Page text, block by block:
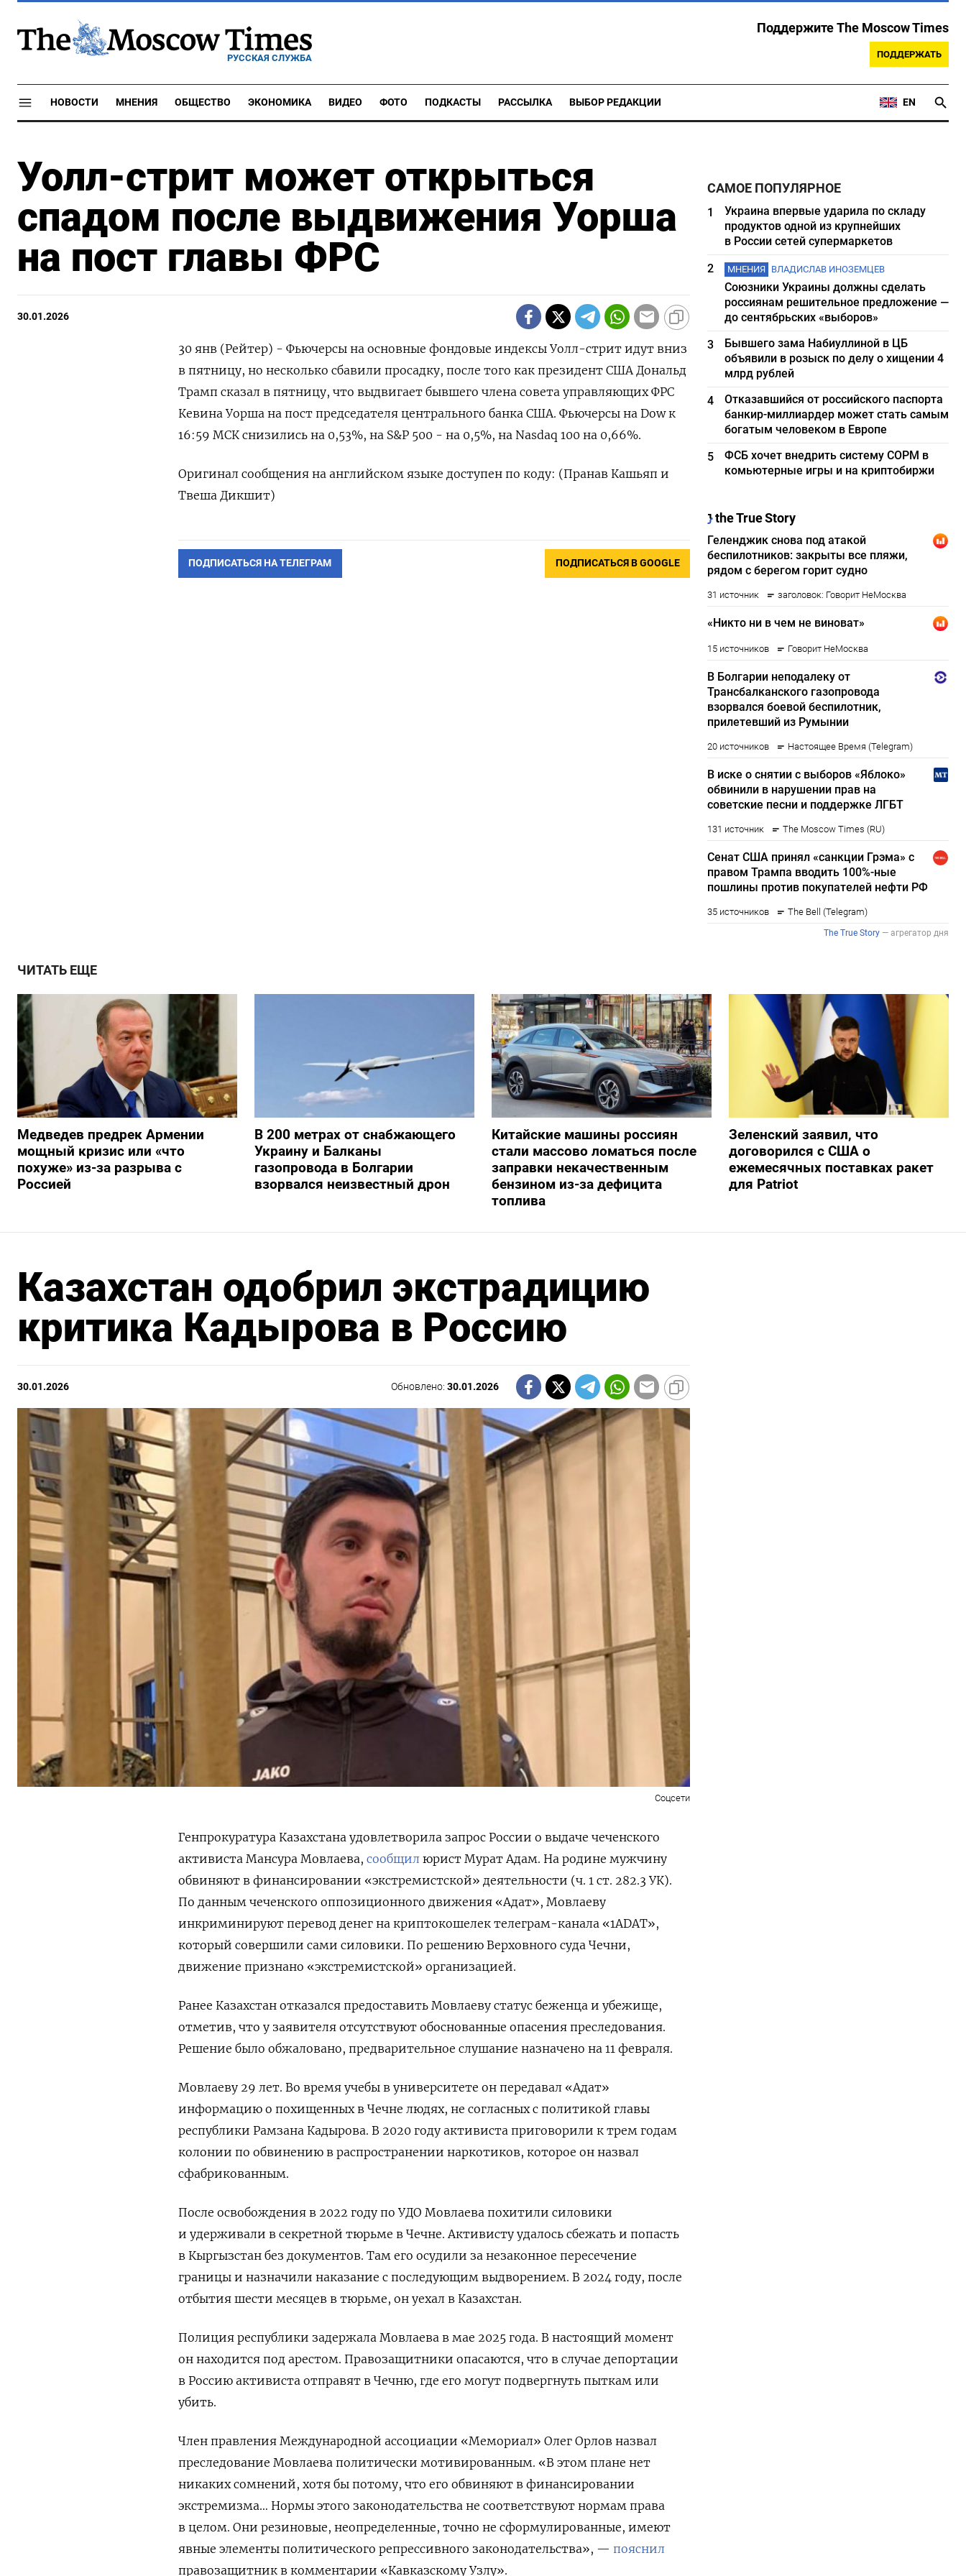
РУССКАЯ СЛУЖБА
Поддержите The Moscow Times
ПОДДЕРЖАТЬ
НОВОСТИ МНЕНИЯ ОБЩЕСТВО ЭКОНОМИКА ВИДЕО ФОТО ПОДКАСТЫ РАССЫЛКА ВЫБОР РЕДАКЦИИ EN
Уолл-стрит может открыться
спадом после выдвижения Уорша
на пост главы ФРС
30.01.2026
30 янв (Рейтер) - Фьючерсы на основные фондовые ⁠индексы Уолл-стрит идут вниз
в пятницу, но несколько ⁠сбавили ​просадку, после того ⁠как президент США Дональд
⁠Трамп сказал в пятницу, ‌что выдвигает бывшего ‍члена совета управляющих ‌ФРС
Кевина Уорша ​на пост председателя центрального банка США. Фьючерсы на ⁠Dow к
‍16:59 МСК ‌снизились на 0,53%, на S&P 500 - на 0,5%, на Nasdaq ‍100 ‍на 0,66%.
Оригинал сообщения ‍на английском языке доступен по коду: (⁠Пранав Кашьяп и
Твеша Дикшит)
ПОДПИСАТЬСЯ НА ТЕЛЕГРАМ ПОДПИСАТЬСЯ В GOOGLE
САМОЕ ПОПУЛЯРНОЕ
1
Украина впервые ударила по складу
продуктов одной из крупнейших
в России сетей супермаркетов
2
МНЕНИЯ ВЛАДИСЛАВ ИНОЗЕМЦЕВ
Союзники Украины должны сделать
россиянам решительное предложение —
до сентябрьских «выборов»
3
Бывшего зама Набиуллиной в ЦБ
объявили в розыск по делу о хищении 4
млрд рублей
4
Отказавшийся от российского паспорта
банкир-миллиардер может стать самым
богатым человеком в Европе
5
ФСБ хочет внедрить систему СОРМ в
комьютерные игры и на криптобиржи
ЧИТАТЬ ЕЩЕ
Медведев предрек Армении
мощный кризис или «что
похуже» из-за разрыва с
Россией
В 200 метрах от снабжающего
Украину и Балканы
газопровода в Болгарии
взорвался неизвестный дрон
Китайские машины россиян
стали массово ломаться после
заправки некачественным
бензином из-за дефицита
топлива
Зеленский заявил, что
договорился с США о
ежемесячных поставках ракет
для Patriot
Казахстан одобрил экстрадицию
критика Кадырова в Россию
30.01.2026 Обновлено:30.01.2026
Соцсети
Генпрокуратура Казахстана удовлетворила запрос России о выдаче чеченского
активиста Мансура Мовлаева, сообщил юрист Мурат Адам. На родине мужчину
обвиняют в финансировании «экстремистской» деятельности (ч. 1 ст. 282.3 УК).
По данным чеченского оппозиционного движения «Адат», Мовлаеву
инкриминируют перевод денег на криптокошелек телеграм-канала «1ADAT»,
который совершили сами силовики. По решению Верховного суда Чечни,
движение признано «экстремистской» организацией.
Ранее Казахстан отказался предоставить Мовлаеву статус беженца и убежище,
отметив, что у заявителя отсутствуют обоснованные опасения преследования.
Решение было обжаловано, предварительное слушание назначено на 11 февраля.
Мовлаеву 29 лет. Во время учебы в университете он передавал «Адат»
информацию о похищенных в Чечне людях, не согласных с политикой главы
республики Рамзана Кадырова. В 2020 году активиста приговорили к трем годам
колонии по обвинению в распространении наркотиков, которое он назвал
сфабрикованным.
После освобождения в 2022 году по УДО Мовлаева похитили силовики
и удерживали в секретной тюрьме в Чечне. Активисту удалось сбежать и попасть
в Кыргызстан без документов. Там его осудили за незаконное пересечение
границы и назначили наказание с последующим выдворением. В 2024 году, после
отбытия шести месяцев в тюрьме, он уехал в Казахстан.
Полиция республики задержала Мовлаева в мае 2025 года. В настоящий момент
он находится под арестом. Правозащитники опасаются, что в случае депортации
в Россию активиста отправят в Чечню, где его могут подвергнуть пыткам или
убить.
Член правления Международной ассоциации «Мемориал» Олег Орлов назвал
преследование Мовлаева политически мотивированным. «В этом плане нет
никаких сомнений, хотя бы потому, что его обвиняют в финансировании
экстремизма… Нормы этого законодательства не соответствуют нормам права
в целом. Они резиновые, неопределенные, точно не сформулированные, имеют
явные элементы политического репрессивного законодательства», — пояснил
правозащитник в комментарии «Кавказскому Узлу».